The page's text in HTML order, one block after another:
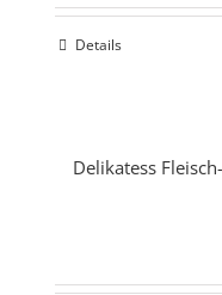
Details
Delikatess